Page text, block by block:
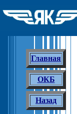
Главная
ОКБ
Назад